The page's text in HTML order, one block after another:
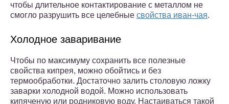
чтобы длительное контактирование с металлом не
смогло разрушить все целебные свойства иван-чая.
Холодное заваривание
Чтобы по максимуму сохранить все полезные
свойства кипрея, можно обойтись и без
термообработки. Достаточно залить столовую ложку
заварки холодной водой. Можно использовать
кипяченую или родниковую воду. Настаиваться такой